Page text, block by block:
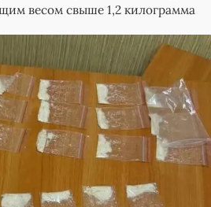
весом свыше 1,2 килограмма